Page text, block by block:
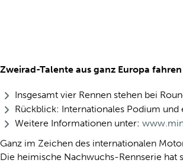
Zweirad-Talente aus ganz Europa
Insgesamt vier Rennen stehen bei
Rückblick: Internationales Podium
Weitere Informationen unter:
Ganz im Zeichen des internationalen
Die heimische Nachwuchs-Rennserie hat